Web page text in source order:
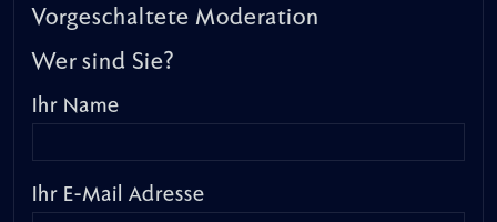
Vorgeschaltete Moderation
Wer sind Sie?
Ihr Name
Ihr E-Mail Adresse